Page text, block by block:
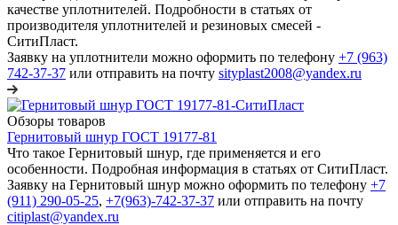
качестве уплотнителей. Подробности в статьях от
производителя уплотнителей и резиновых смесей -
СитиПласт.
Заявку на уплотнители можно оформить по телефону +7 (963)
742-37-37 или отправить на почту sityplast2008@yandex.ru
Обзоры товаров
Гернитовый шнур ГОСТ 19177-81
Что такое Гернитовый шнур, где применяется и его
особенности. Подробная информация в статьях от СитиПласт.
Заявку на Гернитовый шнур можно оформить по телефону +7
(911) 290-05-25, +7(963)-742-37-37 или отправить на почту
citiplast@yandex.ru